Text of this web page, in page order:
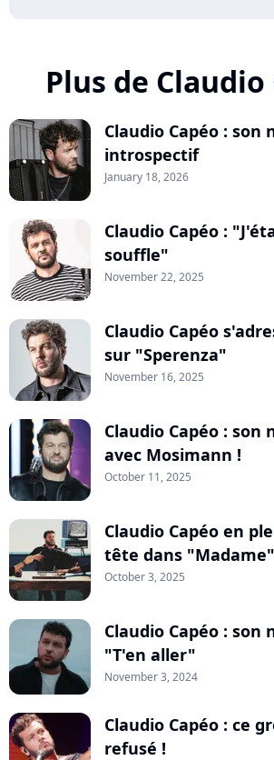
Plus de Claudio
Claudio Capéo : son
introspectif
January 18, 2026
Claudio Capéo :
souffle"
November 22, 2025
Claudio Capéo
sur "Sperenza"
November 16, 2025
Claudio Capéo :
avec Mosimann !
October 11, 2025
Claudio Capéo en
tête dans "Madame"
October 3, 2025
Claudio Capéo : son
"T'en aller"
November 3, 2024
Claudio Capéo : ce
refusé !